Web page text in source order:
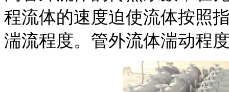
程流体的速度迫使流体按照
湍流程度。管外流体湍动程